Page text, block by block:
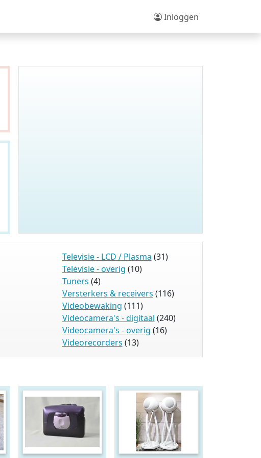
Inloggen
Televisie - LCD / Plasma (31)
Televisie - overig (10)
Tuners (4)
Versterkers & receivers (116)
Videobewaking (111)
Videocamera's - digitaal (240)
Videocamera's - overig (16)
Videorecorders (13)